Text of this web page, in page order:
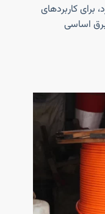
برای کاربردهای
اساسی